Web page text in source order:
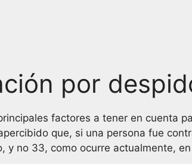
por
factores a tener en cuenta
que, si una persona fue
y no 33, como ocurre actualmente,